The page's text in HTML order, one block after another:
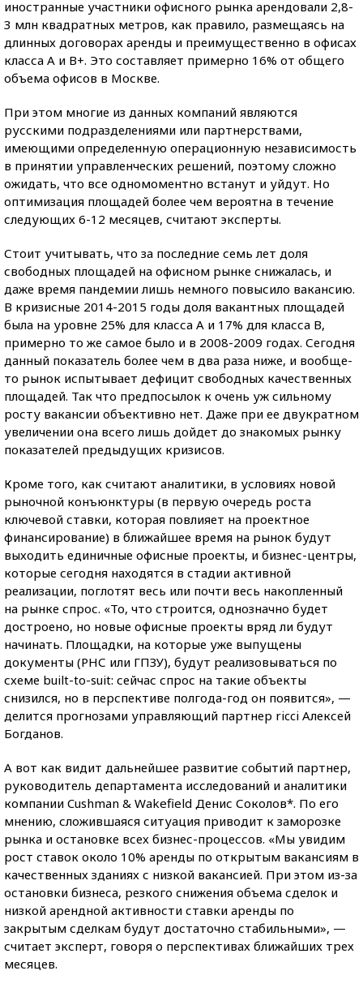
иностранные участники офисного рынка арендовали 2,8-
3 млн квадратных метров, как правило, размещаясь на
длинных договорах аренды и преимущественно в офисах
класса А и B+. Это составляет примерно 16% от общего
объема офисов в Москве.
При этом многие из данных компаний являются
русскими подразделениями или партнерствами,
имеющими определенную операционную независимость
в принятии управленческих решений, поэтому сложно
ожидать, что все одномоментно встанут и уйдут. Но
оптимизация площадей более чем вероятна в течение
следующих 6-12 месяцев, считают эксперты.
Стоит учитывать, что за последние семь лет доля
свободных площадей на офисном рынке снижалась, и
даже время пандемии лишь немного повысило вакансию.
В кризисные 2014-2015 годы доля вакантных площадей
была на уровне 25% для класса А и 17% для класса В,
примерно то же самое было и в 2008-2009 годах. Сегодня
данный показатель более чем в два раза ниже, и вообще-
то рынок испытывает дефицит свободных качественных
площадей. Так что предпосылок к очень уж сильному
росту вакансии объективно нет. Даже при ее двукратном
увеличении она всего лишь дойдет до знакомых рынку
показателей предыдущих кризисов.
Кроме того, как считают аналитики, в условиях новой
рыночной конъюнктуры (в первую очередь роста
ключевой ставки, которая повлияет на проектное
финансирование) в ближайшее время на рынок будут
выходить единичные офисные проекты, и бизнес-центры,
которые сегодня находятся в стадии активной
реализации, поглотят весь или почти весь накопленный
на рынке спрос. «То, что строится, однозначно будет
достроено, но новые офисные проекты вряд ли будут
начинать. Площадки, на которые уже выпущены
документы (РНС или ГПЗУ), будут реализовываться по
схеме built-to-suit: сейчас спрос на такие объекты
снизился, но в перспективе полгода-год он появится», —
делится прогнозами управляющий партнер ricci Алексей
Богданов.
А вот как видит дальнейшее развитие событий партнер,
руководитель департамента исследований и аналитики
компании Cushman & Wakefield Денис Соколов*. По его
мнению, сложившаяся ситуация приводит к заморозке
рынка и остановке всех бизнес-процессов. «Мы увидим
рост ставок около 10% аренды по открытым вакансиям в
качественных зданиях с низкой вакансией. При этом из-за
остановки бизнеса, резкого снижения объема сделок и
низкой арендной активности ставки аренды по
закрытым сделкам будут достаточно стабильными», —
считает эксперт, говоря о перспективах ближайших трех
месяцев.